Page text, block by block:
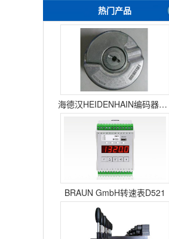
热门产品
海德汉HEIDENHAIN编码器ERN1387204862S14-70
BRAUN GmbH转速表D521